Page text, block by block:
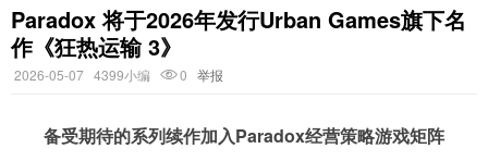
​Paradox 将于2026年发行Urban Games旗下名
作《狂热运输 3》
2026-05-07 4399小编 0 举报
备受期待的系列续作加入Paradox经营策略游戏矩阵